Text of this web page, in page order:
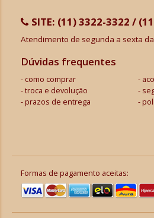
SITE: (11) 3322-3322 /
Atendimento de segunda a sexta
Dúvidas frequentes
como comprar
troca e devolução
prazos de entrega
Formas de pagamento aceitas: